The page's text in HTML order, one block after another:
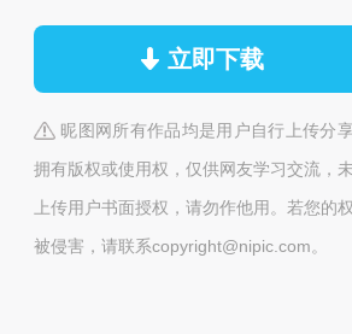
立即下载
昵图网所有作品均是用户自行上传分
拥有版权或使用权，仅供网友学习交流，
上传用户书面授权，请勿作他用。若您的
被侵害，请联系copyright@nipic.com。